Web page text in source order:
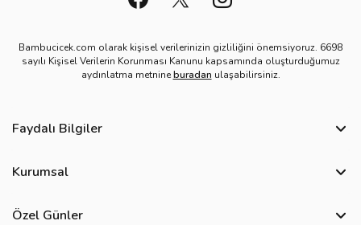
Bambucicek.com olarak kişisel verilerinizin gizliliğini önemsiyoruz. 6698
sayılı Kişisel Verilerin Korunması Kanunu kapsamında oluşturduğumuz
aydınlatma metnineburadan ulaşabilirsiniz.
Faydalı Bilgiler
Site Haritası
Kurumsal
Özel Günler